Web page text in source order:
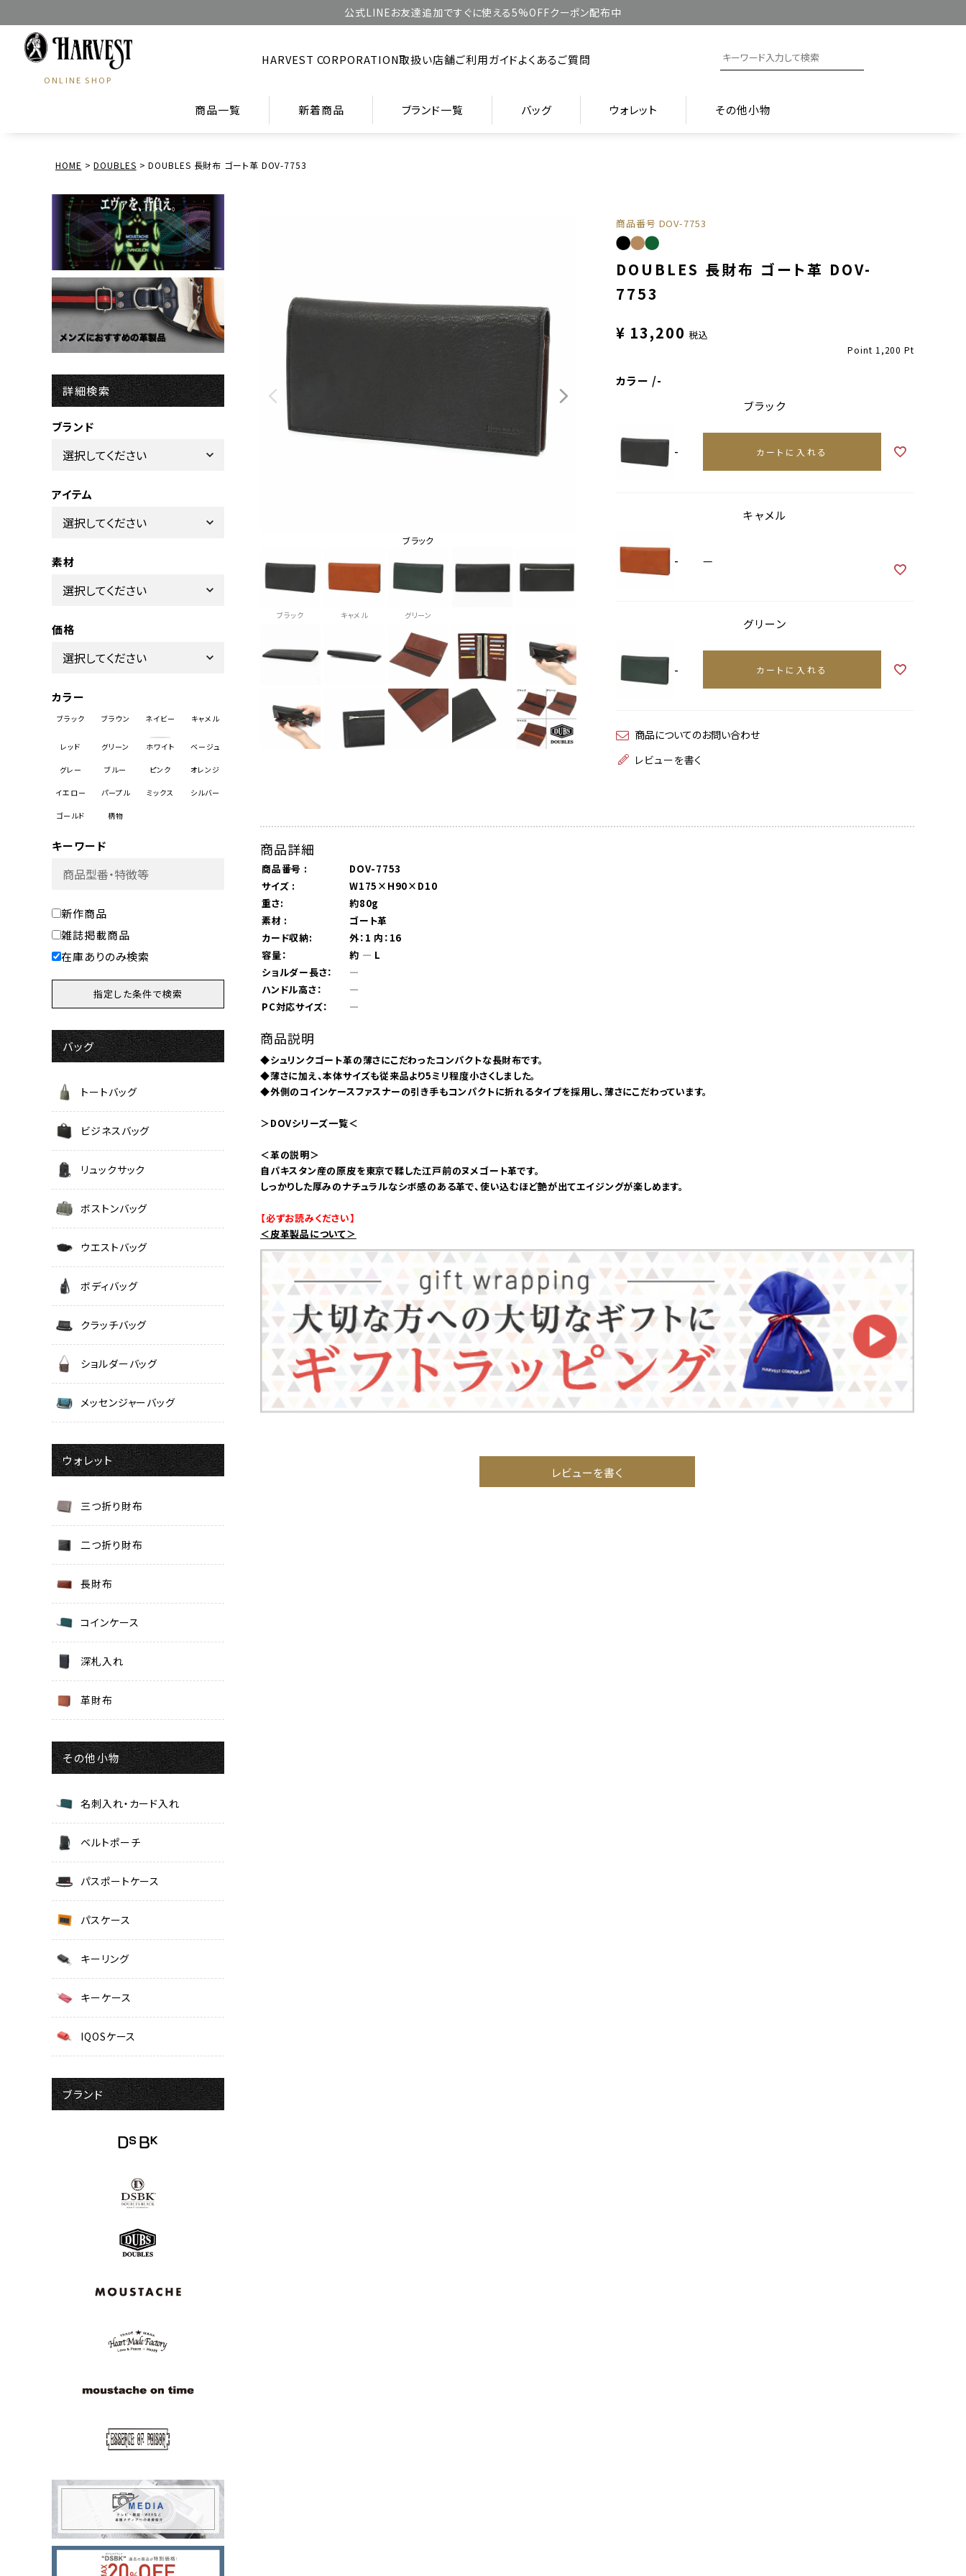
公式LINEお友達追加ですぐに使える5%OFFクーポン配布中
ONLINE SHOP
HARVEST CORPORATION取扱い店舗ご利用ガイドよくあるご質問
商品一覧 新着商品 ブランド一覧 バッグ ウォレット その他小物
HOME DOUBLES DOUBLES 長財布 ゴート革 DOV-7753
詳細検索
ブランド
アイテム
素材
価格
カラー
キーワード
新作商品
雑誌掲載商品
在庫ありのみ検索
バッグ
トートバッグ
ビジネスバッグ
リュックサック
ボストンバッグ
ウエストバッグ
ボディバッグ
クラッチバッグ
ショルダーバッグ
メッセンジャーバッグ
ウォレット
三つ折り財布
二つ折り財布
長財布
コインケース
深札入れ
革財布
その他小物
名刺入れ・カード入れ
ベルトポーチ
パスポートケース
パスケース
キーリング
キーケース
IQOSケース
ブランド
ブラック
ブラック キャメル グリーン
商品番号 DOV-7753
DOUBLES 長財布 ゴート革 DOV-
7753
¥ 13,200 税込
Point 1,200 Pt
カラー
-
ブラック
- カートに入れる
キャメル
- —
グリーン
- カートに入れる
商品についてのお問い合わせ
レビューを書く
商品詳細
商品番号 :
DOV-7753
サイズ :
W175×H90×D10
重さ:
約80g
素材 :
ゴート革
カード収納:
外：1 内：16
容量：
約 ― L
ショルダー長さ：
―
ハンドル高さ：
―
PC対応サイズ：
―
商品説明
◆シュリンクゴート革の薄さにこだわったコンパクトな長財布です。
◆薄さに加え、本体サイズも従来品より5ミリ程度小さくしました。
◆外側のコインケースファスナーの引き手もコンパクトに折れるタイプを採用し、薄さにこだわっています。
＞DOVシリーズ一覧＜
＜革の説明＞
自パキスタン産の原皮を東京で鞣した江戸前のヌメゴート革です。
しっかりした厚みのナチュラルなシボ感のある革で、使い込むほど艶が出てエイジングが楽しめます。
【必ずお読みください】
＜皮革製品について＞
レビューを書く